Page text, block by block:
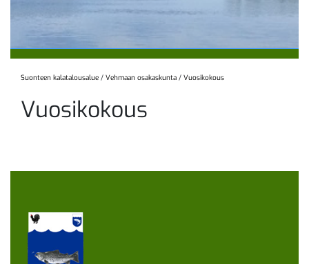
Suonteen kalatalousalue / Vehmaan osakaskunta / Vuosikokous
Vuosikokous